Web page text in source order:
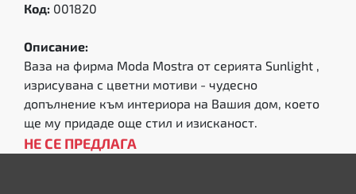
Код: 001820
Описание:
Ваза на фирма Moda Mostra от серията Sunlight ,
изрисувана с цветни мотиви - чудесно
допълнение към интериора на Вашия дом, което
ще му придаде още стил и изисканост.
НЕ СЕ ПРЕДЛАГА